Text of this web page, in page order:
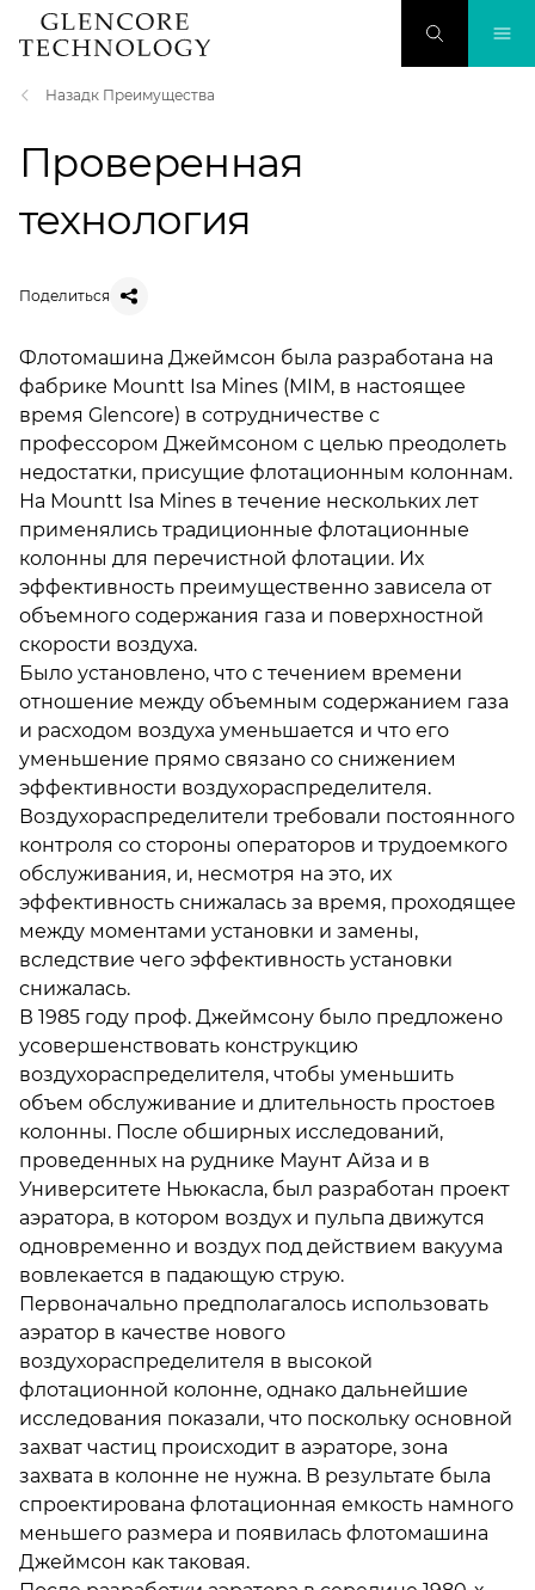
Назадк Преимущества
Проверенная
технология
Поделиться
Флотомашина Джеймсон была разработана на
фабрике Mountt Isa Mines (MIM, в настоящее
время Glencore) в сотрудничестве с
профессором Джеймсоном с целью преодолеть
недостатки, присущие флотационным колоннам.
На Mountt Isa Mines в течение нескольких лет
применялись традиционные флотационные
колонны для перечистной флотации. Их
эффективность преимущественно зависела от
объемного содержания газа и поверхностной
скорости воздуха.
Было установлено, что с течением времени
отношение между объемным содержанием газа
и расходом воздуха уменьшается и что его
уменьшение прямо связано со снижением
эффективности воздухораспределителя.
Воздухораспределители требовали постоянного
контроля со стороны операторов и трудоемкого
обслуживания, и, несмотря на это, их
эффективность снижалась за время, проходящее
между моментами установки и замены,
вследствие чего эффективность установки
снижалась.
В 1985 году проф. Джеймсону было предложено
усовершенствовать конструкцию
воздухораспределителя, чтобы уменьшить
объем обслуживание и длительность простоев
колонны. После обширных исследований,
проведенных на руднике Маунт Айза и в
Университете Ньюкасла, был разработан проект
аэратора, в котором воздух и пульпа движутся
одновременно и воздух под действием вакуума
вовлекается в падающую струю.
Первоначально предполагалось использовать
аэратор в качестве нового
воздухораспределителя в высокой
флотационной колонне, однако дальнейшие
исследования показали, что поскольку основной
захват частиц происходит в аэраторе, зона
захвата в колонне не нужна. В результате была
спроектирована флотационная емкость намного
меньшего размера и появилась флотомашина
Джеймсон как таковая.